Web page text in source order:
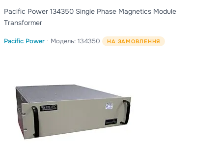
Pacific Power 134350 Single Phase Magnetics Module
Transformer
Pacific Power · Модель: 134350 НА ЗАМОВЛЕННЯ